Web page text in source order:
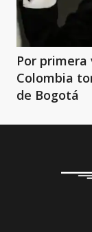
Por
Colombia
de Bogotá